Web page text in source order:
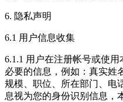
6. 隐私声明
6.1 用户信息收集
6.1.1 用户在注册帐号或使
必要的信息，例如：真实姓
规模、职位、所在部门、电
息视为您的身份识别信息，